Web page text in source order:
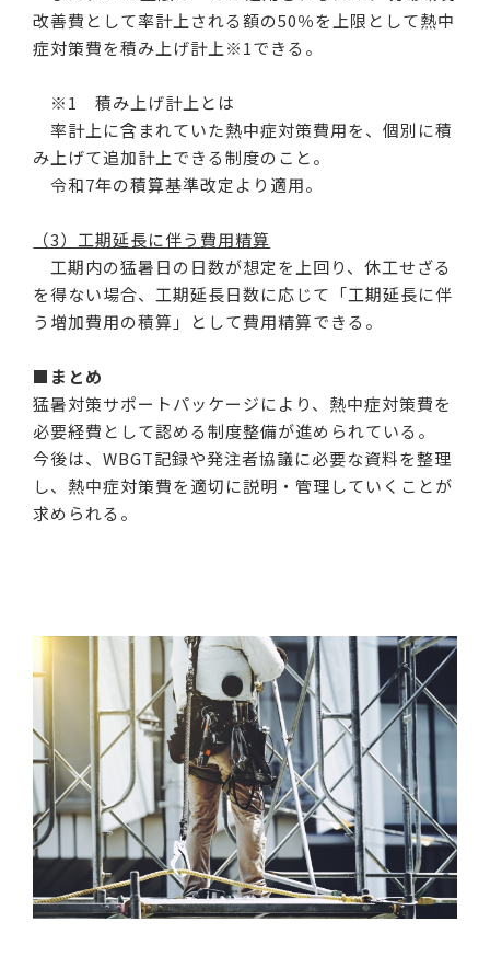
改善費として率計上される額の50％を上限として熱中
症対策費を積み上げ計上※1できる。
※1 積み上げ計上とは
率計上に含まれていた熱中症対策費用を、個別に積
み上げて追加計上できる制度のこと。
令和7年の積算基準改定より適用。
（3）工期延長に伴う費用精算
工期内の猛暑日の日数が想定を上回り、休工せざる
を得ない場合、工期延長日数に応じて「工期延長に伴
う増加費用の積算」として費用精算できる。
■まとめ
猛暑対策サポートパッケージにより、熱中症対策費を
必要経費として認める制度整備が進められている。
今後は、WBGT記録や発注者協議に必要な資料を整理
し、熱中症対策費を適切に説明・管理していくことが
求められる。